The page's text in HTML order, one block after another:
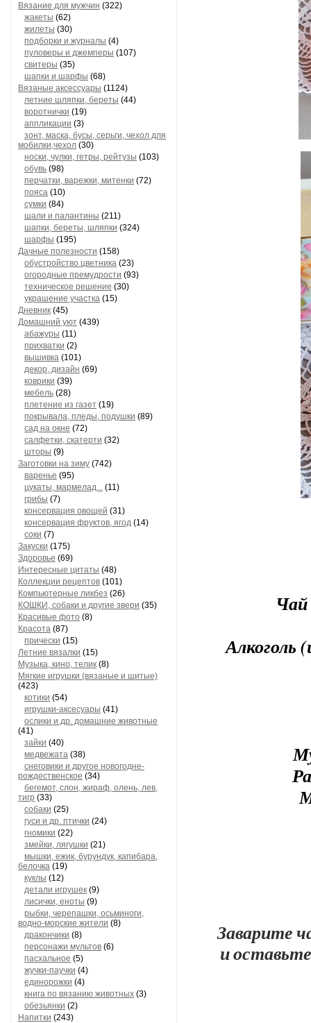
Вязание для мужчин (322)
жакеты (62)
жилеты (30)
подборки и журналы (4)
пуловеры и джемперы (107)
свитеры (35)
шапки и шарфы (68)
Вязаные аксессуары (1124)
летние шляпки, береты (44)
воротнички (19)
аппликации (3)
зонт, маска, бусы, серьги, чехол для
мобилки,чехол (30)
носки, чулки, гетры, рейтузы (103)
обувь (98)
перчатки, варежки, митенки (72)
пояса (10)
сумки (84)
шали и палантины (211)
шапки, береты, шляпки (324)
шарфы (195)
Дачные полезности (158)
обустройство цветника (23)
огородные премудрости (93)
техническое решение (30)
украшение участка (15)
Дневник (45)
Домашний уют (439)
абажуры (11)
прихватки (2)
вышивка (101)
декор, дизайн (69)
коврики (39)
мебель (28)
плетение из газет (19)
покрывала, пледы, подушки (89)
сад на окне (72)
салфетки, скатерти (32)
шторы (9)
Заготовки на зиму (742)
варенье (95)
цукаты, мармелад... (11)
грибы (7)
консервация овощей (31)
консервация фруктов, ягод (14)
соки (7)
Закуски (175)
Здоровье (69)
Интересные цитаты (48)
Коллекции рецептов (101)
Компьютерные ликбез (26)
КОШКИ, собаки и другие звери (35)
Красивые фото (8)
Красота (87)
прически (15)
Летние вязалки (15)
Музыка, кино, телик (8)
Мягкие игрушки (вязаные и шитые)
(423)
котики (54)
игрушки-аксесуары (41)
ослики и др. домашние животные
(41)
зайки (40)
медвежата (38)
снеговики и другое новогодне-
рождественское (34)
бегемот, слон, жираф, олень, лев,
тигр (33)
собаки (25)
гуси и др. птички (24)
гномики (22)
змейки, лягушки (21)
мышки, ежик, бурундук, капибара,
белочка (19)
куклы (12)
детали игрушек (9)
лисички, еноты (9)
рыбки, черепашки, осьминоги,
водно-морские жители (8)
дракончики (8)
персонажи мультов (6)
пасхальное (5)
жучки-паучки (4)
единорожки (4)
книга по вязанию животных (3)
обезьянки (2)
Напитки (243)
Алкоголь
Заварите
и